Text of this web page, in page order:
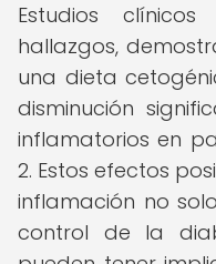
Estudios
hallazgos,
una dieta
disminución
inflamatorios en
2. Estos efectos
inflamación no
control de la